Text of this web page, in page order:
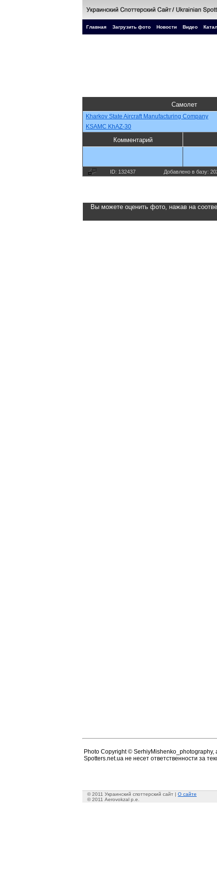
Главная Загрузить фото Новости Видео
Самолет
Kharkov State Aircraft Manufacturing Company
KSAMC KhAZ-30
Комментарий
ID: 132437 Добавлено в базу:
Вы можете оценить фото, нажав на
Photo Copyright © SerhiyMishenko_photography,
Spotters.net.ua не несет ответственности за
© 2011 Украинский споттерский сайт | О сайте
© 2011 Aerovokzal p.e.